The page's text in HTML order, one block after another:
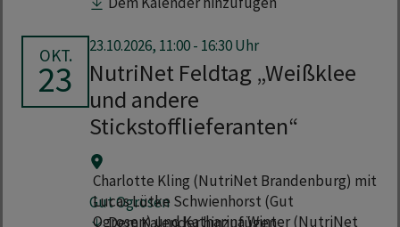
OKT.
23
NutriNet Feldtag „Weißklee
und andere
Stickstofflieferanten“
23.10.2026, 11:00 - 16:30 Uhr
Charlotte Kling (NutriNet Brandenburg) mit
Lucas Lütke Schwienhorst (Gut
Ogrosen) und Katharina Winter (NutriNet
Gut Ogrosen
Dem Kalender hinzufügen